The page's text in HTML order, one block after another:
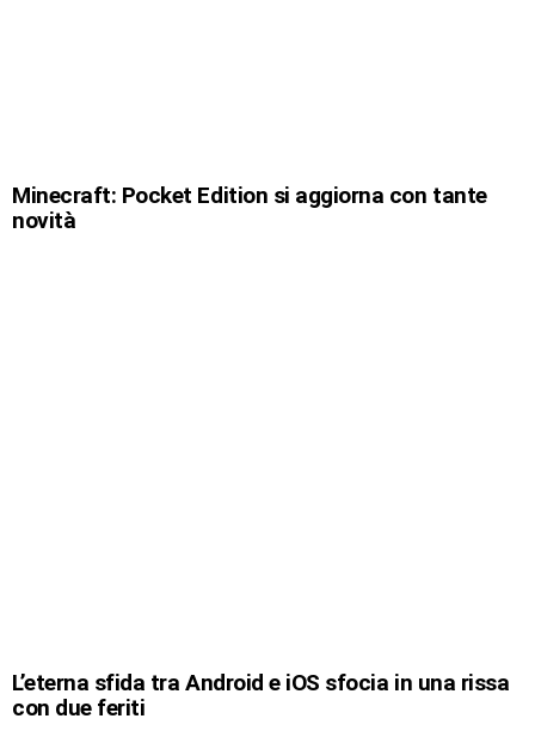
Minecraft: Pocket Edition si aggiorna con tante
novità
L’eterna sfida tra Android e iOS sfocia in una rissa
con due feriti